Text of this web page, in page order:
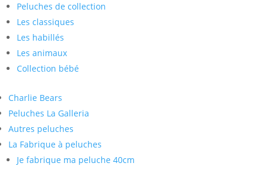
Peluches de collection
Les classiques
Les habillés
Les animaux
Collection bébé
Charlie Bears
Peluches La Galleria
Autres peluches
La Fabrique à peluches
Je fabrique ma peluche 40cm